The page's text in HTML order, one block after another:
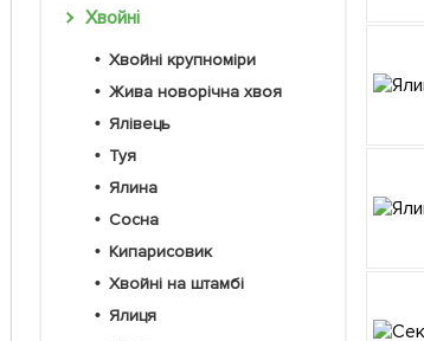
Хвойні
Хвойні крупноміри
Жива новорічна хвоя
Ялівець
Туя
Ялина
Сосна
Кипарисовик
Хвойні на штамбі
Ялиця